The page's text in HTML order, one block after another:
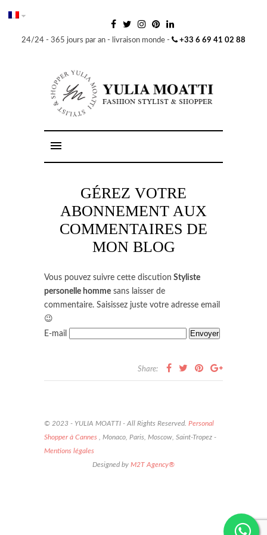
24/24 - 365 jours par an - livraison monde - +33 6 69 41 02 88
GÉREZ VOTRE
ABONNEMENT AUX
COMMENTAIRES DE
MON BLOG
Vous pouvez suivre cette discution Styliste
personelle homme sans laisser de
commentaire. Saisissez juste votre adresse email
😉
E-mail
Share:
© 2023 - YULIA MOATTI - All Rights Reserved. Personal
Shopper à Cannes , Monaco, Paris, Moscow, Saint-Tropez -
Mentions légales
Designed by M2T Agency®